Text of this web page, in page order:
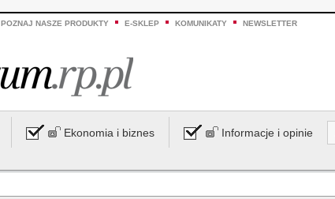
POZNAJ NASZE PRODUKTY E-SKLEP KOMUNIKATY NEWSLETTER
Ekonomia i biznes Informacje i opinie